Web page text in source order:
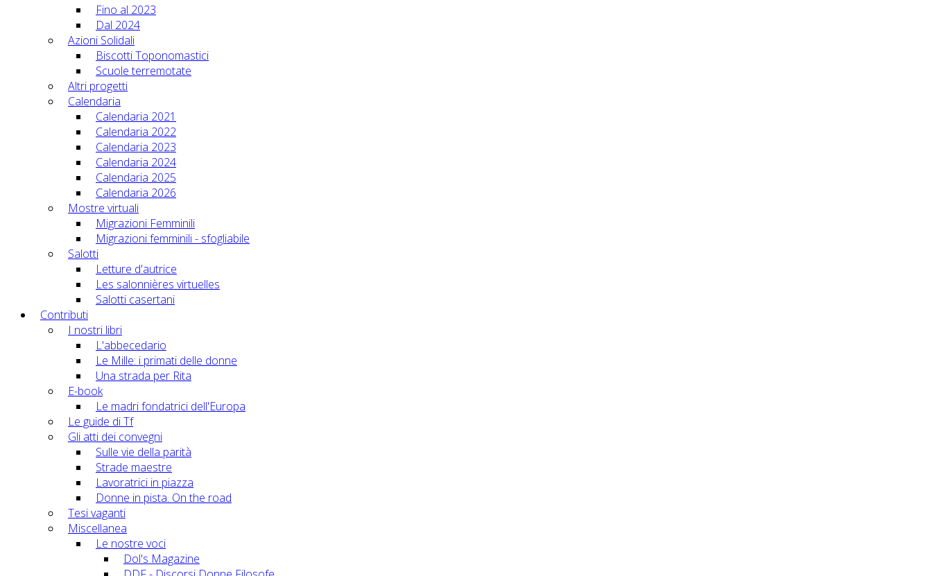
Fino al 2023
Dal 2024
Azioni Solidali
Biscotti Toponomastici
Scuole terremotate
Altri progetti
Calendaria
Calendaria 2021
Calendaria 2022
Calendaria 2023
Calendaria 2024
Calendaria 2025
Calendaria 2026
Mostre virtuali
Migrazioni Femminili
Migrazioni femminili - sfogliabile
Salotti
Letture d'autrice
Les salonnières virtuelles
Salotti casertani
Contributi
I nostri libri
L'abbecedario
Le Mille: i primati delle donne
Una strada per Rita
E-book
Le madri fondatrici dell'Europa
Le guide di Tf
Gli atti dei convegni
Sulle vie della parità
Strade maestre
Lavoratrici in piazza
Donne in pista. On the road
Tesi vaganti
Miscellanea
Le nostre voci
Dol's Magazine